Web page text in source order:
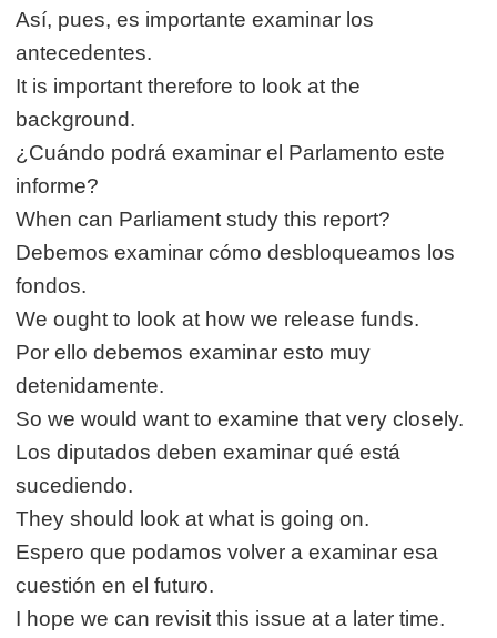
Así, pues, es importante examinar los
antecedentes.
It is important therefore to look at the
background.
¿Cuándo podrá examinar el Parlamento este
informe?
When can Parliament study this report?
Debemos examinar cómo desbloqueamos los
fondos.
We ought to look at how we release funds.
Por ello debemos examinar esto muy
detenidamente.
So we would want to examine that very closely.
Los diputados deben examinar qué está
sucediendo.
They should look at what is going on.
Espero que podamos volver a examinar esa
cuestión en el futuro.
I hope we can revisit this issue at a later time.